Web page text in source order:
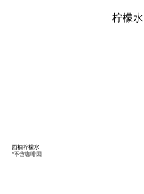
柠檬水
西柚柠檬水
*不含咖啡因